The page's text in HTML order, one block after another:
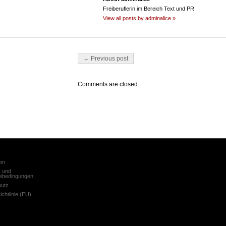
Freiberuflerin im Bereich Text und PR
View all posts by adminalice »
Post navigation
← Previous post
Comments are closed.
und
(EU)